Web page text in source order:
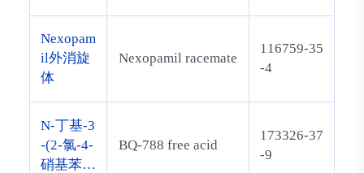
-2-oxopyrrolidin-1-
yl)cyclohexyl)aceta
Nexopam
il外消旋
体
Nexopamil racemate
116759-35
-4
N-丁基-3
-(2-氯-4-
硝基苯基
BQ-788 free acid
173326-37
-9